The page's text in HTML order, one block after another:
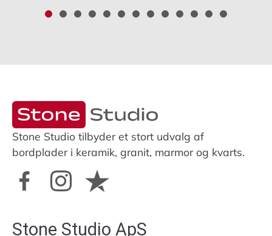
Stone Studio tilbyder et stort udvalg af
bordplader i keramik, granit, marmor og kvarts.
Stone Studio ApS